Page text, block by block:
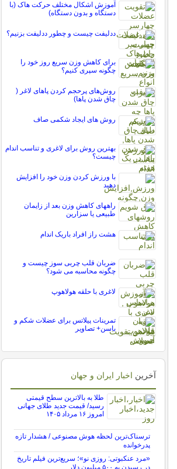
آموزش اشکال مختلف حرکت هاک (با
دستگاه و بدون دستگاه)
ددلیفت چیست و چطور ددلیفت بزنیم؟
برای کاهش وزن سریع روز خود را
چگونه سپری کنیم؟
روش‌های پرحجم کردن پاهای لاغر (
چاق شدن پاها)
روش های ایجاد شکمی صاف
بهترین روش برای لاغری و تناسب اندام
چیست؟
با ورزش کردن وزن خود را افزایش
دهید
راههای کاهش وزن بعد از زایمان
طبیعی یا سزارین
هشت راز افراد باريک اندام
ضربان قلب چربی سوز چیست و
چگونه محاسبه می شود؟
لاغری با حلقه هولاهوپ
تمرینات پیلاتس برای عضلات شکم و
باسن+ تصاویر
آخرین اخبار ایران و جهان
طلا به بالاترین سطح قیمتی
رسید/ قیمت جدید طلای جهانی
امروز ۱۶ مرداد ۱۴۰۵
ترسناک‌ترین لحظه هوش مصنوعی / هشدار تازه
پدرخوانده
«مرد عنکبوتی: روزی نو»؛ سریع‌ترین فیلم تاریخ
در رسیدن به ۵۰۰ میلیون دلار